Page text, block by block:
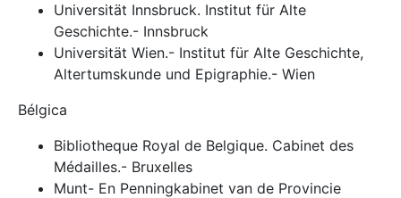
Universität Innsbruck. Institut für Alte
Geschichte.- Innsbruck
Universität Wien.- Institut für Alte Geschichte,
Altertumskunde und Epigraphie.- Wien
Bélgica
Bibliotheque Royal de Belgique. Cabinet des
Médailles.- Bruxelles
Munt- En Penningkabinet van de Provincie